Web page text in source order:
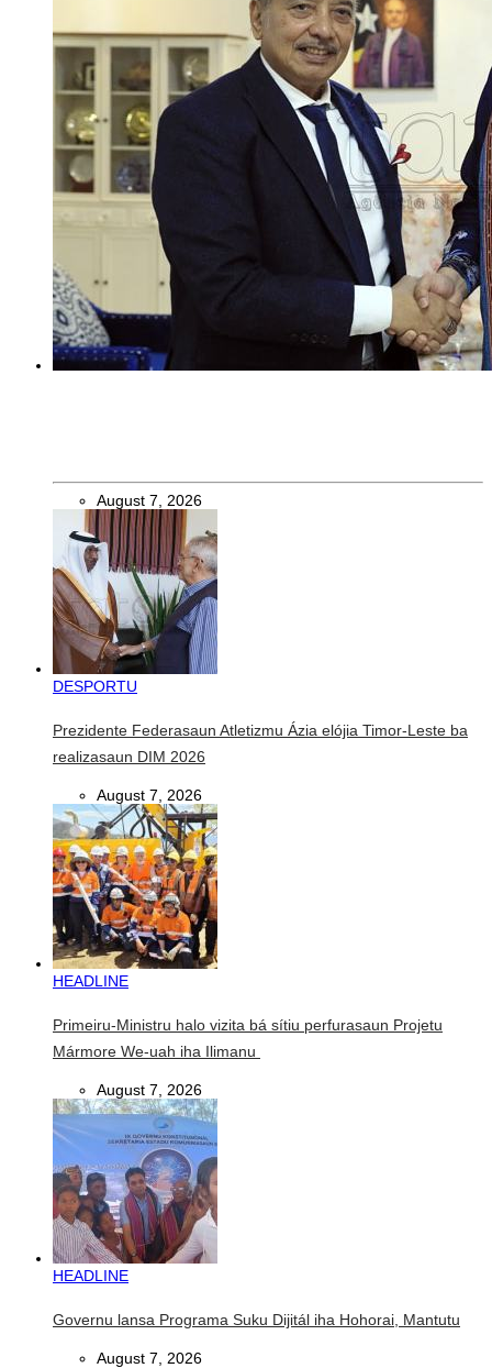
August 7, 2026
DESPORTU
Prezidente Federasaun Atletizmu Ázia elójia Timor-Leste ba
realizasaun DIM 2026
August 7, 2026
HEADLINE
Primeiru-Ministru halo vizita bá sítiu perfurasaun Projetu
Mármore We-uah iha Ilimanu
August 7, 2026
HEADLINE
Governu lansa Programa Suku Dijitál iha Hohorai, Mantutu
August 7, 2026